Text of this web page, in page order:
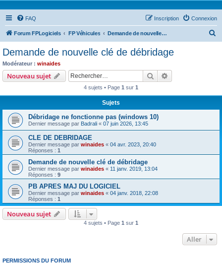
FAQ Connexion
Inscription
Forum FPLogiciels FP Véhicules Demande de nouvelle clé de débridage
Demande de nouvelle clé de débridage
Modérateur : winaides
Nouveau sujet Rechercher
4 sujets • Page 1 sur 1
Sujets
Débridage ne fonctionne pas (windows 10)
Dernier message par Badrali « 07 juin 2026, 13:45
CLE DE DEBRIDAGE
Dernier message par winaides « 04 avr. 2023, 20:40
Réponses : 1
Demande de nouvelle clé de débridage
Dernier message par winaides « 11 janv. 2019, 13:04
Réponses : 9
PB APRES MAJ DU LOGICIEL
Dernier message par winaides « 04 janv. 2018, 22:08
Réponses : 1
Nouveau sujet
4 sujets • Page 1 sur 1
Aller
PERMISSIONS DU FORUM